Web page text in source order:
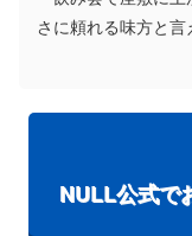
さに頼れる味方と言
NULL公式で